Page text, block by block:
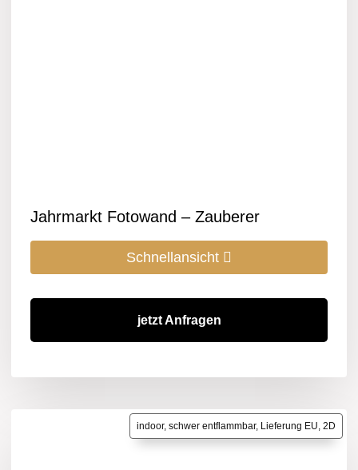
Jahrmarkt Fotowand – Zauberer
Schnellansicht
jetzt Anfragen
indoor, schwer entflammbar, Lieferung EU, 2D